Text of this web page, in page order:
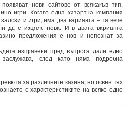
нови сайтове от всякакъв тип,
игри. Когато една хазартна компания
и игри, има два варианта – тя вече
да е изцяло нова. И в двата варианта
предложения е нов и непознат за
изправени пред въпроса дали едно
след като няма подробна
за различните казина, но освен тях
с характеристиките на всяко едно